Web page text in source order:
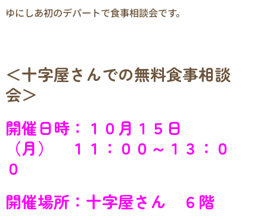
ゆにしあ初のデパートで食事相談会です。
＜十字屋さんでの無料食事相談
会＞
開催日時：１０月１５日
（月）
１１：００～１３：０
０
開催場所： 十字屋さん ６階